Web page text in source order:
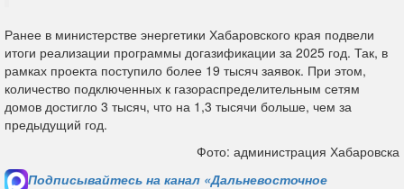
Ранее в министерстве энергетики Хабаровского края подвели
итоги реализации программы догазификации за 2025 год. Так, в
рамках проекта поступило более 19 тысяч заявок. При этом,
количество подключенных к газораспределительным сетям
домов достигло 3 тысяч, что на 1,3 тысячи больше, чем за
предыдущий год.
Фото: администрация Хабаровска
Подписывайтесь на канал «Дальневосточное